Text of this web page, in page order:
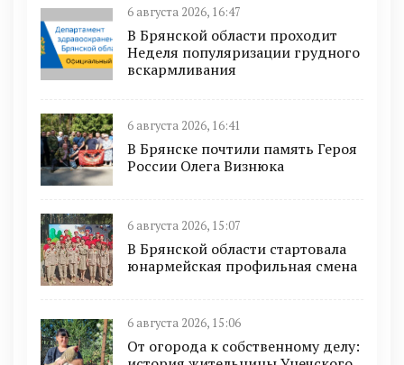
6 августа 2026, 16:47
В Брянской области проходит
Неделя популяризации грудного
вскармливания
6 августа 2026, 16:41
В Брянске почтили память Героя
России Олега Визнюка
6 августа 2026, 15:07
В Брянской области стартовала
юнармейская профильная смена
6 августа 2026, 15:06
От огорода к собственному делу: